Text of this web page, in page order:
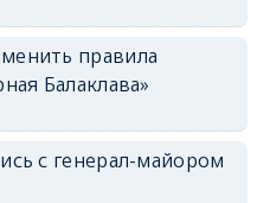
правила
Балаклава»
с генерал-майором